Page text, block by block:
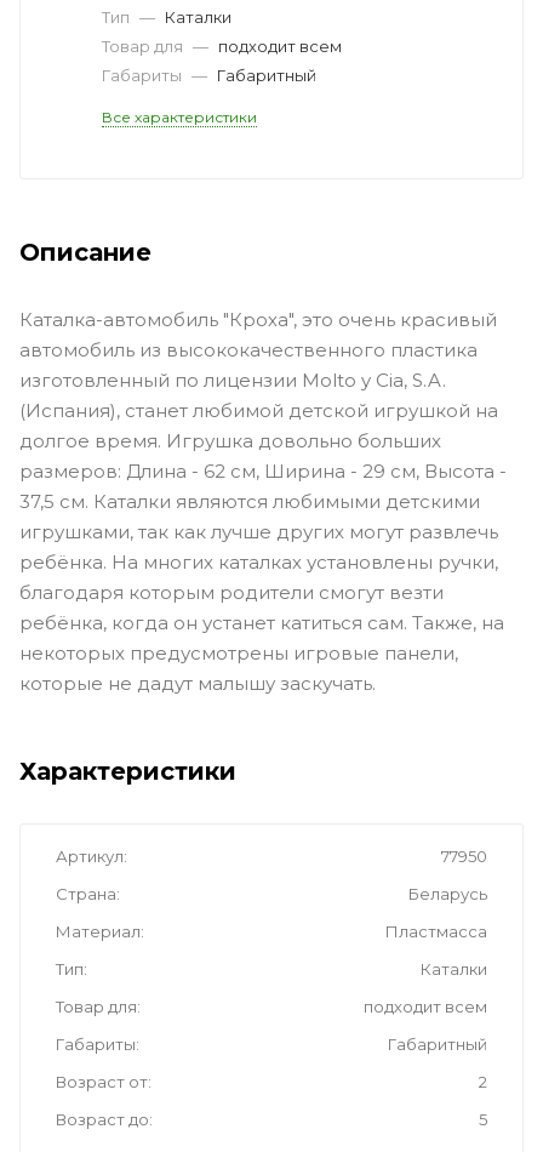
Тип — Каталки
Товар для — подходит всем
Габариты — Габаритный
Все характеристики
Описание
Каталка-автомобиль "Кроха", это очень красивый
автомобиль из высококачественного пластика
изготовленный по лицензии Molto y Cia, S.A.
(Испания), станет любимой детской игрушкой на
долгое время. Игрушка довольно больших
размеров: Длина - 62 см, Ширина - 29 см, Высота -
37,5 см. Каталки являются любимыми детскими
игрушками, так как лучше других могут развлечь
ребёнка. На многих каталках установлены ручки,
благодаря которым родители смогут везти
ребёнка, когда он устанет катиться сам. Также, на
некоторых предусмотрены игровые панели,
которые не дадут малышу заскучать.
Характеристики
Артикул
77950
Страна
Беларусь
Материал
Пластмасса
Тип
Каталки
Товар для
подходит всем
Габариты
Габаритный
Возраст от
2
Возраст до
5